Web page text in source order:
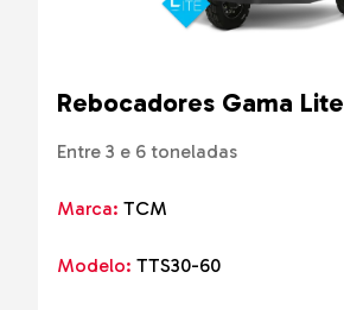
Rebocadores Gama Lite
Entre 3 e 6 toneladas
Marca: TCM
Modelo: TTS30-60